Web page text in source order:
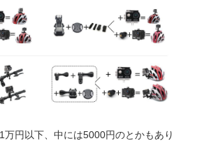
万円以下、中には5000円のとかもあり